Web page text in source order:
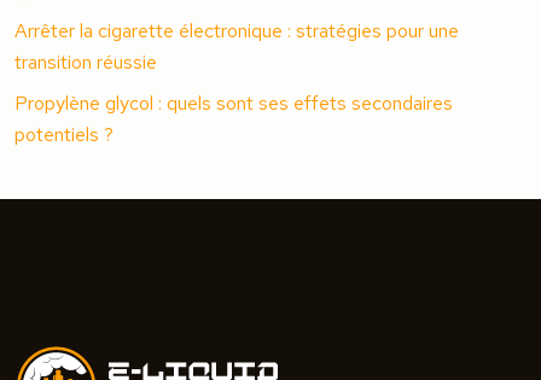
Arrêter la cigarette électronique : stratégies pour une
transition réussie
Propylène glycol : quels sont ses effets secondaires
potentiels ?